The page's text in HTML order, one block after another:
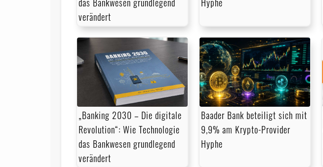
das Bankwesen grundlegend
verändert
Hyphe
„Banking 2030 – Die digitale
Revolution“: Wie Technologie
das Bankwesen grundlegend
verändert
Baader Bank beteiligt sich mit
9,9% am Krypto-Provider
Hyphe